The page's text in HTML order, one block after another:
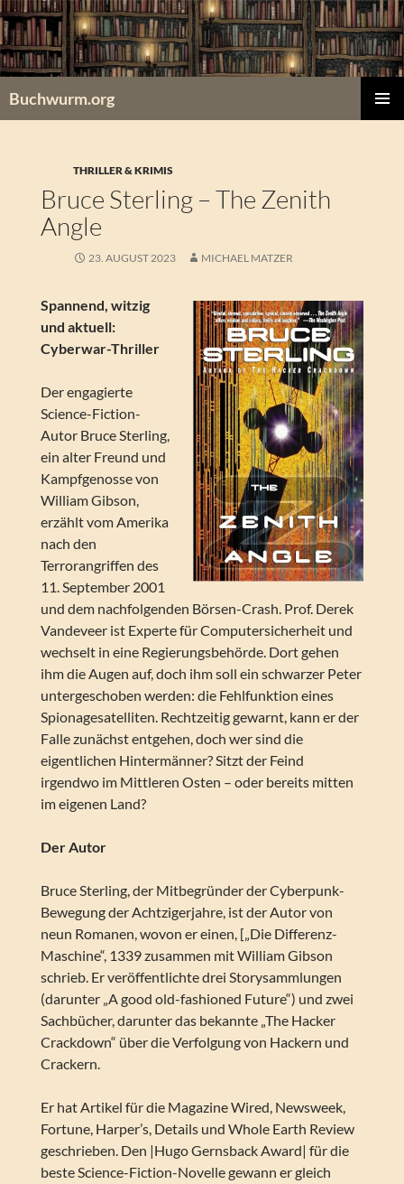
Zum
Inhalt
springen
Buchwurm.org
THRILLER & KRIMIS
Bruce Sterling – The Zenith
Angle
23. AUGUST 2023 MICHAEL MATZER
Spannend, witzig
und aktuell:
Cyberwar-Thriller
Der engagierte
Science-Fiction-
Autor Bruce Sterling,
ein alter Freund und
Kampfgenosse von
William Gibson,
erzählt vom Amerika
nach den
Terrorangriffen des
11. September 2001
und dem nachfolgenden Börsen-Crash. Prof. Derek
Vandeveer ist Experte für Computersicherheit und
wechselt in eine Regierungsbehörde. Dort gehen
ihm die Augen auf, doch ihm soll ein schwarzer Peter
untergeschoben werden: die Fehlfunktion eines
Spionagesatelliten. Rechtzeitig gewarnt, kann er der
Falle zunächst entgehen, doch wer sind die
eigentlichen Hintermänner? Sitzt der Feind
irgendwo im Mittleren Osten – oder bereits mitten
im eigenen Land?
Der Autor
Bruce Sterling, der Mitbegründer der Cyberpunk-
Bewegung der Achtzigerjahre, ist der Autor von
neun Romanen, wovon er einen, [„Die Differenz-
Maschine“, 1339 zusammen mit William Gibson
schrieb. Er veröffentlichte drei Storysammlungen
(darunter „A good old-fashioned Future“) und zwei
Sachbücher, darunter das bekannte „The Hacker
Crackdown“ über die Verfolgung von Hackern und
Crackern.
Er hat Artikel für die Magazine Wired, Newsweek,
Fortune, Harper’s, Details und Whole Earth Review
geschrieben. Den |Hugo Gernsback Award| für die
beste Science-Fiction-Novelle gewann er gleich